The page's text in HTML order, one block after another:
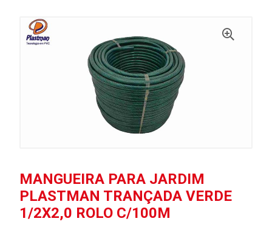
MANGUEIRA PARA JARDIM
PLASTMAN TRANÇADA VERDE
1/2X2,0 ROLO C/100M